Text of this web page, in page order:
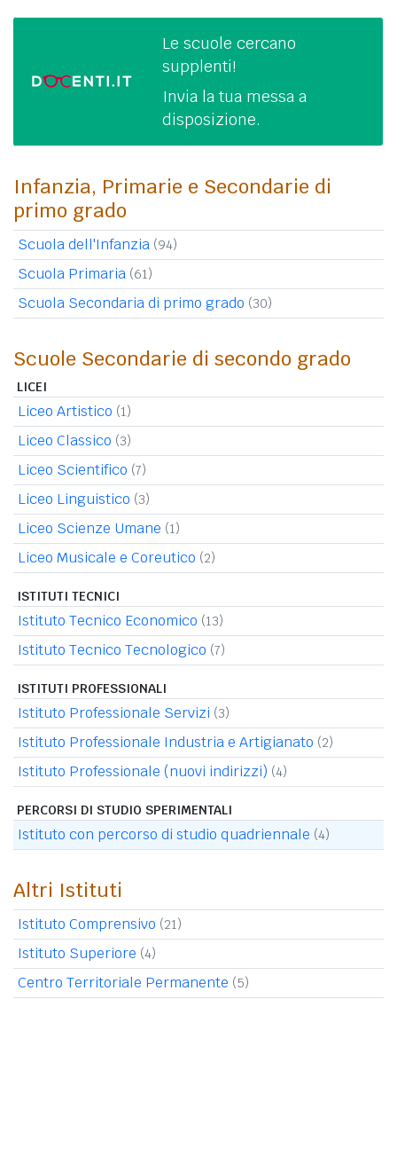
Le scuole cercano
supplenti!
Invia la tua messa a
disposizione.
Infanzia, Primarie e Secondarie di
primo grado
Scuola dell'Infanzia (94)
Scuola Primaria (61)
Scuola Secondaria di primo grado (30)
Scuole Secondarie di secondo grado
LICEI
Liceo Artistico (1)
Liceo Classico (3)
Liceo Scientifico (7)
Liceo Linguistico (3)
Liceo Scienze Umane (1)
Liceo Musicale e Coreutico (2)
ISTITUTI TECNICI
Istituto Tecnico Economico (13)
Istituto Tecnico Tecnologico (7)
ISTITUTI PROFESSIONALI
Istituto Professionale Servizi (3)
Istituto Professionale Industria e Artigianato (2)
Istituto Professionale (nuovi indirizzi) (4)
PERCORSI DI STUDIO SPERIMENTALI
Istituto con percorso di studio quadriennale (4)
Altri Istituti
Istituto Comprensivo (21)
Istituto Superiore (4)
Centro Territoriale Permanente (5)